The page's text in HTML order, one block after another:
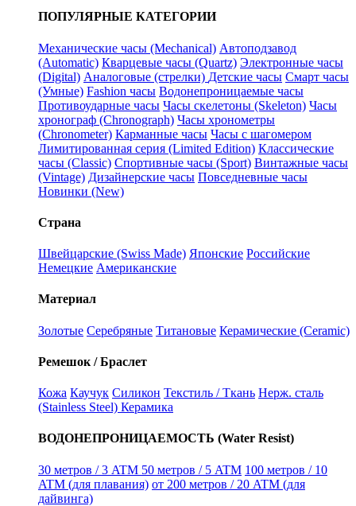
ПОПУЛЯРНЫЕ КАТЕГОРИИ
Механические часы (Mechanical) Автоподзавод
(Automatic) Кварцевые часы (Quartz) Электронные часы
(Digital) Аналоговые (стрелки) Детские часы Смарт часы
(Умные) Fashion часы Водонепроницаемые часы
Противоударные часы Часы скелетоны (Skeleton) Часы
хронограф (Chronograph) Часы хронометры
(Chronometer) Карманные часы Часы с шагомером
Лимитированная серия (Limited Edition) Классические
часы (Classic) Спортивные часы (Sport) Винтажные часы
(Vintage) Дизайнерские часы Повседневные часы
Новинки (New)
Страна
Швейцарские (Swiss Made) Японские Российские
Немецкие Американские
Материал
Золотые Серебряные Титановые Керамические (Ceramic)
Ремешок / Браслет
Кожа Каучук Силикон Текстиль / Ткань Нерж. сталь
(Stainless Steel) Керамика
ВОДОНЕПРОНИЦАЕМОСТЬ (Water Resist)
30 метров / 3 ATM 50 метров / 5 ATM 100 метров / 10
ATM (для плавания) от 200 метров / 20 ATM (для
дайвинга)